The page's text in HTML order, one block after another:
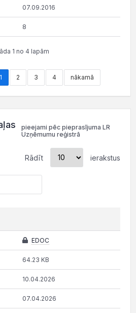
07.09.2016
8
1 no 4 lapām
1 2 3 4 nākamā
pieejami pēc pieprasījuma LR
Uzņēmumu reģistrā
Rādīt ierakstus
EDOC
64.23 KB
10.04.2026
07.04.2026